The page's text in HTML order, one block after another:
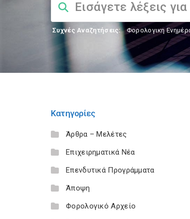
Συχνές Αναζητήσεις: Φορολογικη
Κατηγορίες
Άρθρα – Μελέτες
Επιχειρηματικά Νέα
Επενδυτικά Προγράμματα
Άποψη
Φορολογικό Αρχείο